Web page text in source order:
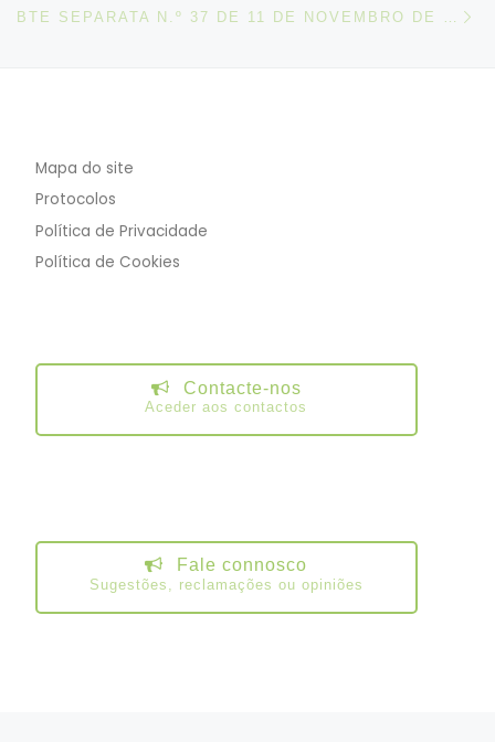
Mapa do site
Protocolos
Política de Privacidade
Política de Cookies
Contacte-nos
Aceder aos contactos
Fale connosco
Sugestões, reclamações ou opiniões